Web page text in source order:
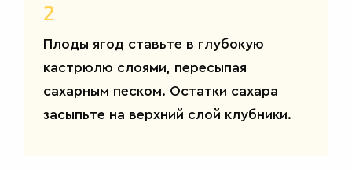
2
Плоды ягод ставьте в глубокую
кастрюлю слоями, пересыпая
сахарным песком. Остатки сахара
засыпьте на верхний слой клубники.